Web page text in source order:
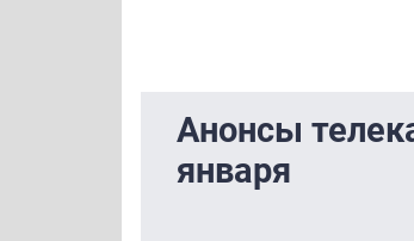
Анонсы
января